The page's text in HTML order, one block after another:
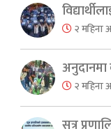
२ महिना
२ महिना